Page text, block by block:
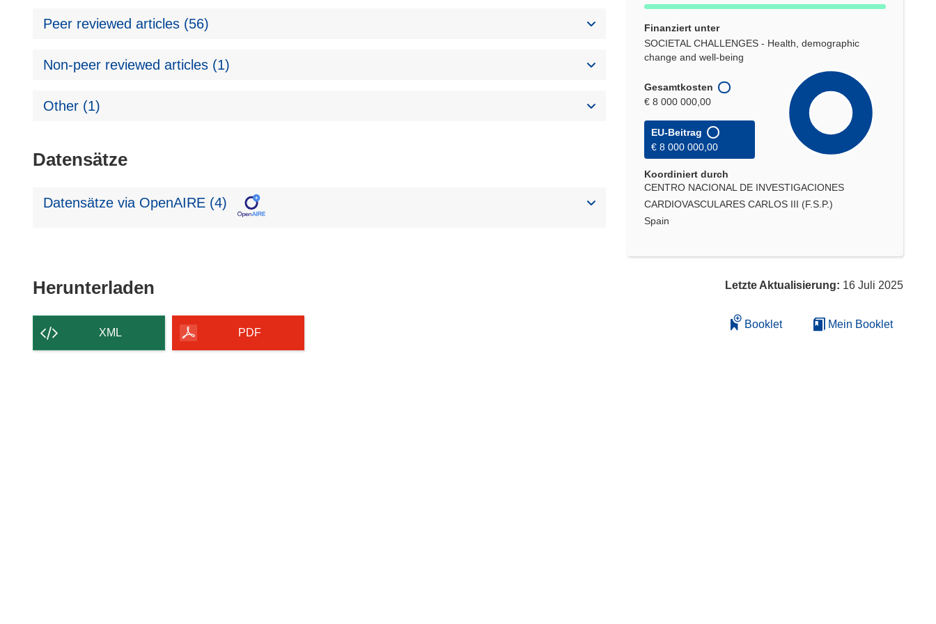
Finanziert unter
SOCIETAL CHALLENGES - Health, demographic
change and well-being
Gesamtkosten
€ 8 000 000,00
EU-Beitrag
€ 8 000 000,00
Koordiniert durch
CENTRO NACIONAL DE INVESTIGACIONES
CARDIOVASCULARES CARLOS III (F.S.P.)
Spain
Peer reviewed articles (56)
Non-peer reviewed articles (1)
Other (1)
Datensätze
Datensätze via OpenAIRE (4)
Herunterladen
Seite
XML PDF
Letzte Aktualisierung: 16 Juli 2025
Booklet Mein Booklet